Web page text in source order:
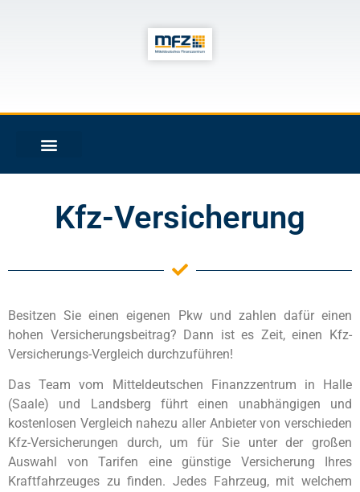
Kfz-Versicherung
Besitzen Sie einen eigenen Pkw und zahlen dafür einen
hohen Versicherungsbeitrag? Dann ist es Zeit, einen Kfz-
Versicherungs-Vergleich durchzuführen!
Das Team vom Mitteldeutschen Finanzzentrum in Halle
(Saale) und Landsberg führt einen unabhängigen und
kostenlosen Vergleich nahezu aller Anbieter von verschieden
Kfz-Versicherungen durch, um für Sie unter der großen
Auswahl von Tarifen eine günstige Versicherung Ihres
Kraftfahrzeuges zu finden. Jedes Fahrzeug, mit welchem